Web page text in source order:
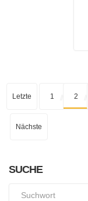
Letzte 1 2
Nächste
SUCHE